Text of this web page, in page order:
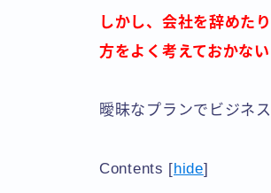
しかし、会社を辞めた
方をよく考えておかな
曖昧なプランでビジネ
Contents [hide]